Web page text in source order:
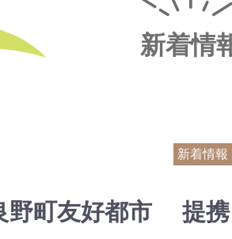
新着情
新着情報
野町友好都市 提携